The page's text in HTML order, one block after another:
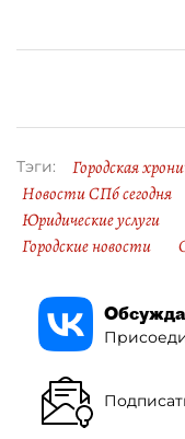
Тэги: Городская
Новости СПб сегодня
Юридические услуги
Городские новости